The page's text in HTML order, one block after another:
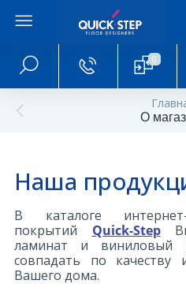
0
О
Наша
В каталоге
покрытий Quick-StepВы
ламинат и виниловый
совпадать по
Вашего дома.
Фотогалерея
Пол в кабинете
Пол в ванной
Пол в гостиной
Пол в детской